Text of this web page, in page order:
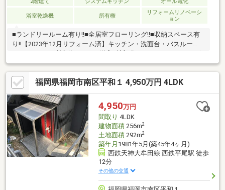
2階建て システムキッチン オール電化
浴室乾燥機 所有権
リフォームリノベーシ
ョン
■ランドリールーム有り!!■全居室フローリング!!■収納スペース有
り!!【2023年12月リフォーム済】キッチン・洗面台・バスルー
貼替・建具交換※堀車庫（幅約2.8ｍ、奥行約5.5ｍ、高さ約2.3ｍ）
福岡県福岡市南区平和１ 4,950万円 4LDK
4,950万円
間取り 4LDK
建物面積256m2
土地面積292m2
築年月 1981年5月(築45年4ヶ月)
西鉄天神大牟田線 西鉄平尾駅 徒歩
12分
その他の交通